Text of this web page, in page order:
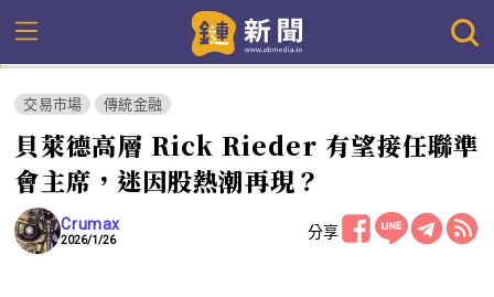
交易市場 傳統金融
貝萊德高層 Rick Rieder 有望接任聯準
會主席，迷因股熱潮再現？
Crumax
2026/1/26 分享